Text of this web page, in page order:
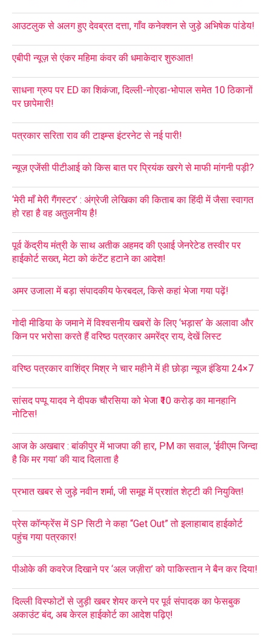
आउटलुक से अलग हुए देवब्रत दत्ता, गाँव कनेक्शन से जुड़े अभिषेक पांडेय!
एबीपी न्यूज़ से एंकर महिमा कंवर की धमाकेदार शुरुआत!
साधना ग्रुप पर ED का शिकंजा, दिल्ली-नोएडा-भोपाल समेत 10 ठिकानों
पर छापेमारी!
पत्रकार सरिता राव की टाइम्स इंटरनेट से नई पारी!
न्यूज़ एजेंसी पीटीआई को किस बात पर प्रियंक खरगे से माफी मांगनी पड़ी?
‘मेरी माँ मेरी गैंगस्टर’ : अंग्रेजी लेखिका की किताब का हिंदी में जैसा स्वागत
हो रहा है वह अतुलनीय है!
पूर्व केंद्रीय मंत्री के साथ अतीक अहमद की एआई जेनरेटेड तस्वीर पर
हाईकोर्ट सख्त, मेटा को कंटेंट हटाने का आदेश!
अमर उजाला में बड़ा संपादकीय फेरबदल, किसे कहां भेजा गया पढ़ें!
गोदी मीडिया के जमाने में विश्वसनीय खबरों के लिए ‘भड़ास’ के अलावा और
किन पर भरोसा करते हैं वरिष्ठ पत्रकार अमरेंद्र राय, देखें लिस्ट
वरिष्ठ पत्रकार वाशिंद्र मिश्र ने चार महीने में ही छोड़ा न्यूज इंडिया 24×7
सांसद पप्पू यादव ने दीपक चौरसिया को भेजा ₹10 करोड़ का मानहानि
नोटिस!
आज के अखबार : बांकीपुर में भाजपा की हार, PM का सवाल, ‘ईवीएम जिन्दा
है कि मर गया’ की याद दिलाता है
प्रभात खबर से जुड़े नवीन शर्मा, जी समूह में प्रशांत शेट्टी की नियुक्ति!
प्रेस कॉन्फ्रेंस में SP सिटी ने कहा “Get Out” तो इलाहाबाद हाईकोर्ट
पहुंच गया पत्रकार!
पीओके की कवरेज दिखाने पर ‘अल जज़ीरा’ को पाकिस्तान ने बैन कर दिया!
दिल्ली विस्फोटों से जुड़ी खबर शेयर करने पर पूर्व संपादक का फेसबुक
अकाउंट बंद, अब केरल हाईकोर्ट का आदेश पढ़िए!